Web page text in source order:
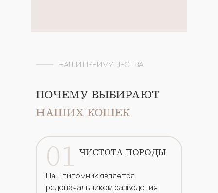
ПОЧЕМУ ВЫБИРАЮТ
НАШИХ КОШЕК
01 ЧИСТОТА ПОРОДЫ
Наш питомник является
родоначальником разведения
НАШИ ПРЕИМУЩЕСТВА